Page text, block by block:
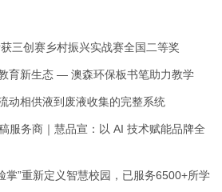
三创赛乡村振兴实战赛全国二等奖
育新生态 — 澳森环保板书笔助力教学
动相供液到废液收集的完整系统
服务商｜慧品宣：以 AI 技术赋能品牌全
掌”重新定义智慧校园，已服务6500+所学